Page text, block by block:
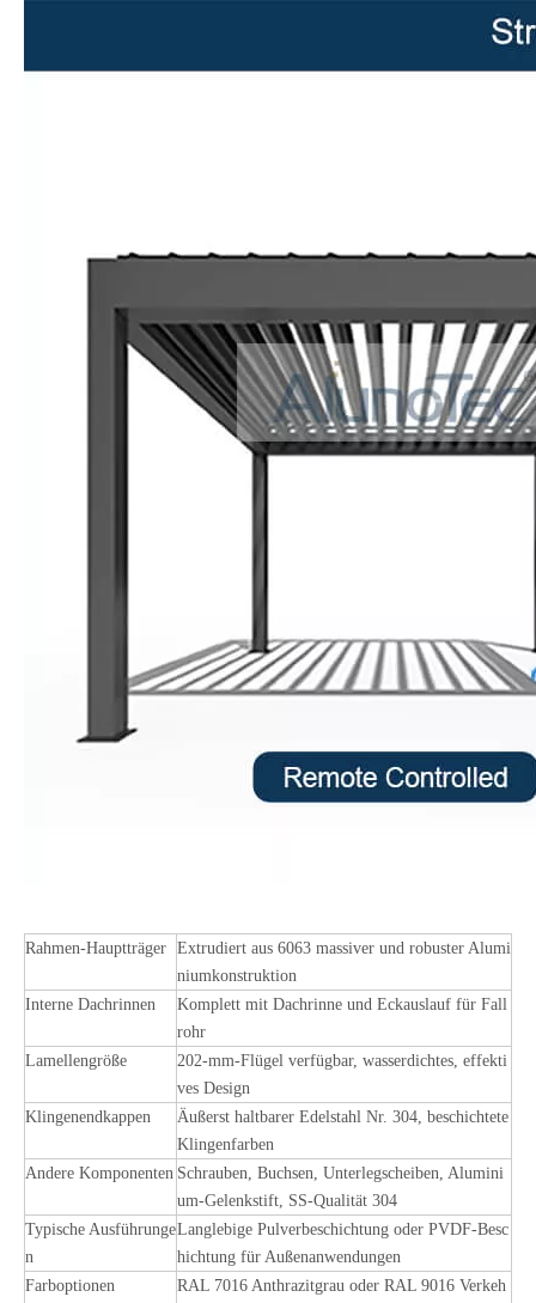
Rahmen-Hauptträger Extrudiert aus 6063 massiver und robuster Alumi
niumkonstruktion
Interne Dachrinnen
Komplett mit Dachrinne und Eckauslauf für Fall
rohr
Lamellengröße
202-mm-Flügel verfügbar, wasserdichtes, effekti
ves Design
Klingenendkappen
Äußerst haltbarer Edelstahl Nr. 304, beschichtete
Klingenfarben
Andere Komponenten Schrauben, Buchsen, Unterlegscheiben, Alumini
um-Gelenkstift, SS-Qualität 304
Typische Ausführunge
n
Langlebige Pulverbeschichtung oder PVDF-Besc
hichtung für Außenanwendungen
Farboptionen
RAL 7016 Anthrazitgrau oder RAL 9016 Verkeh